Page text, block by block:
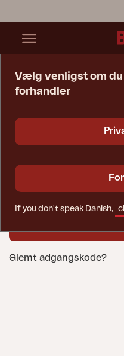
Brugernavn
Adgangskode
Glemt adgangskode?
Vælg venligst om
forhandler
If you don't speak Danish,